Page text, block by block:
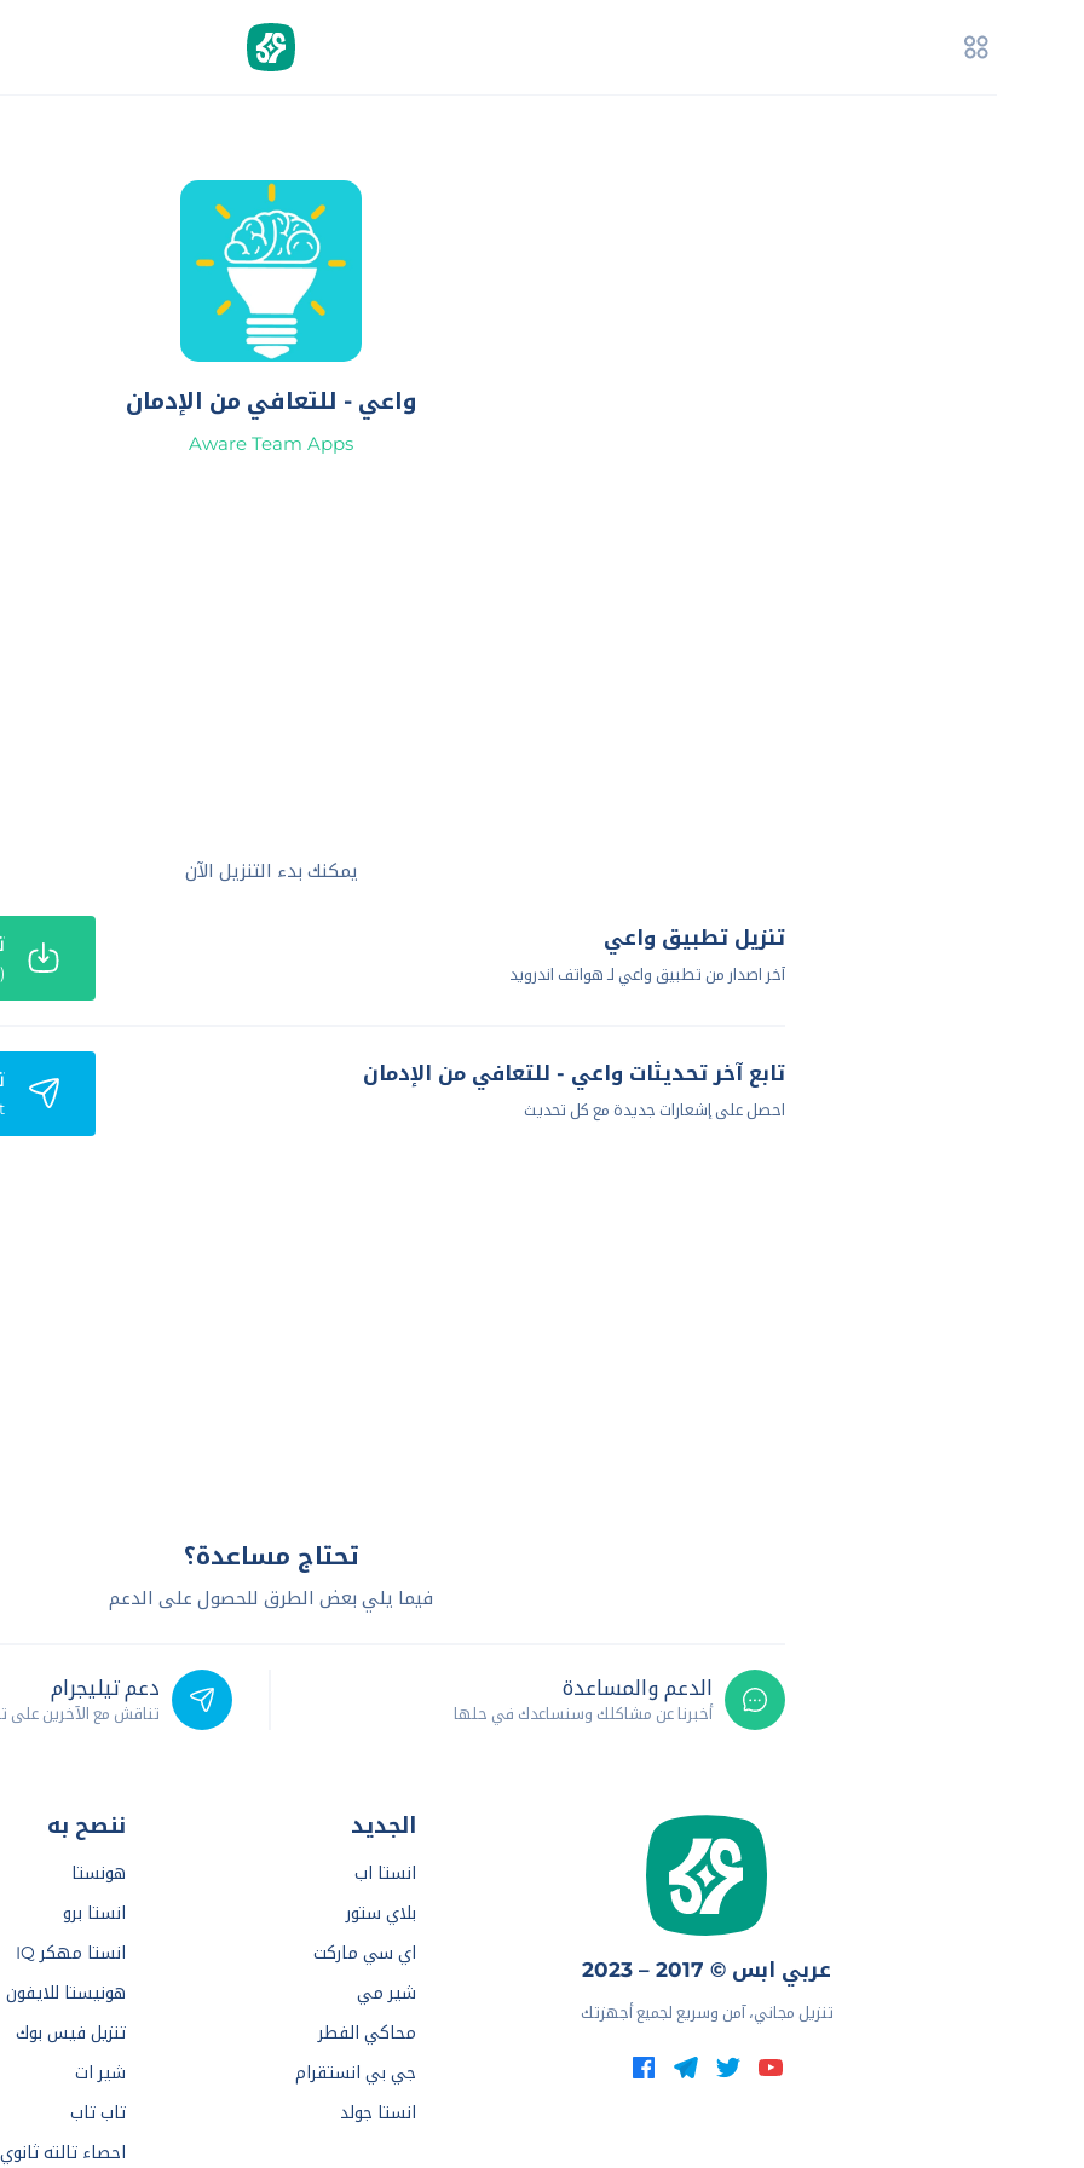
واعي - للتعافي من الإدمان
Aware Team Apps‏
يمكنك بدء التنزيل الآن
تنزيل تطبيق واعي
آخر اصدار من تطبيق واعي لـ هواتف اندرويد (APK) 63MB
تابع آخر تحديثات واعي - للتعافي من الإدمان
احصل على إشعارات جديدة مع كل تحديث
تحتاج مساعدة؟
فيما يلي بعض الطرق للحصول على الدعم
الدعم والمساعدة
أخبرنا عن مشاكلك وسنساعدك في حلها
دعم تيليجرام
تناقش مع الآخرين على
عربي ابس © 2017 – 2023
تنزيل مجاني، آمن وسريع لجميع أجهزتك
الجديد
انستا اب
بلاي ستور
اي سي ماركت
شير مي
محاكي الفطر
جي بي انستقرام
انستا جولد
ننصح به
هونستا
انستا برو
انستا مهكر IQ
هونيستا للايفون
تنزيل فيس بوك
شير ات
تاب تاب
احصاء تالته ثانوي